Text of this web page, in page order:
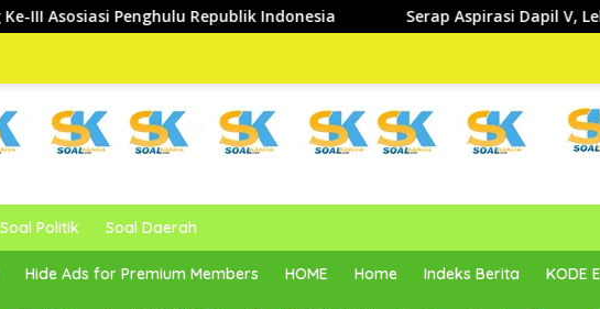
Indonesia Serap Aspirasi Dapil V, Leli Pariani Tegaskan
Soal Politik Soal Daerah
Hide Ads for Premium Members HOME Home Indeks Berita KODE